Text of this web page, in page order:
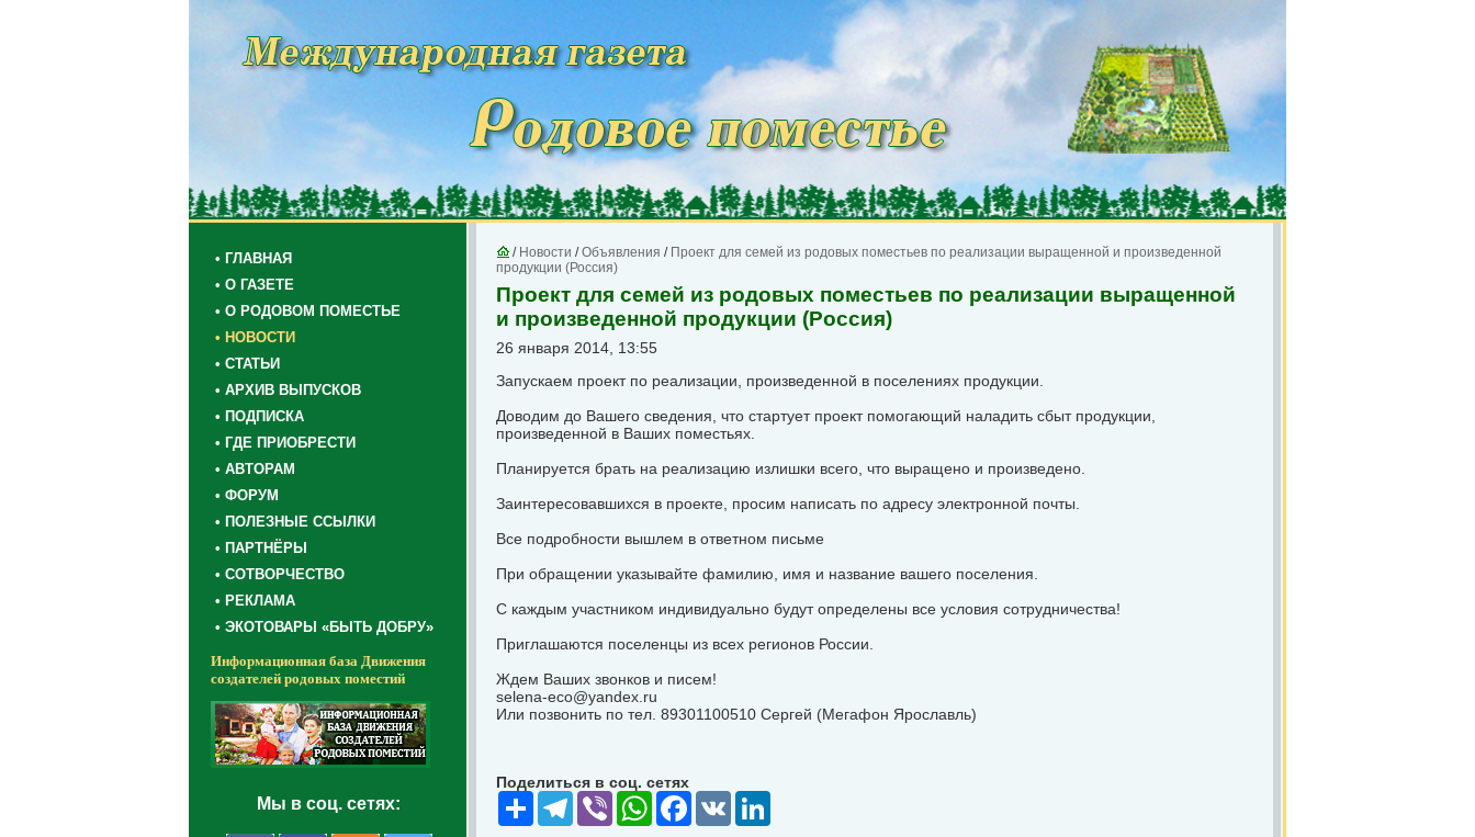
• ГЛАВНАЯ
• О ГАЗЕТЕ
• О РОДОВОМ ПОМЕСТЬЕ
• НОВОСТИ
• СТАТЬИ
• АРХИВ ВЫПУСКОВ
• ПОДПИСКА
• ГДЕ ПРИОБРЕСТИ
• АВТОРАМ
• ФОРУМ
• ПОЛЕЗНЫЕ ССЫЛКИ
• ПАРТНЁРЫ
• СОТВОРЧЕСТВО
• РЕКЛАМА
• ЭКОТОВАРЫ «БЫТЬ ДОБРУ»
Информационная база Движения
создателей родовых поместий
Мы в соц. сетях:
/ Новости /Объявления / Проект для семей из родовых поместьев по реализации выращенной и произведенной
продукции (Россия)
Проект для семей из родовых поместьев по реализации выращенной
и произведенной продукции (Россия)
26 января 2014, 13:55
Запускаем проект по реализации, произведенной в поселениях продукции.
Доводим до Вашего сведения, что стартует проект помогающий наладить сбыт продукции,
произведенной в Ваших поместьях.
Планируется брать на реализацию излишки всего, что выращено и произведено.
Заинтересовавшихся в проекте, просим написать по адресу электронной почты.
Все подробности вышлем в ответном письме
При обращении указывайте фамилию, имя и название вашего поселения.
С каждым участником индивидуально будут определены все условия сотрудничества!
Приглашаются поселенцы из всех регионов России.
Ждем Ваших звонков и писем!
selena-eco@yandex.ru
Или позвонить по тел. 89301100510 Сергей (Мегафон Ярославль)
Поделиться в соц. сетях
Share Telegram
Viber WhatsAppFacebook
VK